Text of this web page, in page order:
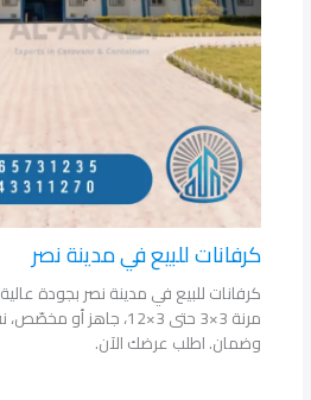
كرفانات للبيع في مدينة نصر
كرفانات للبيع في مدينة نصر بجودة
مرنة 3×3 حتى 3×12، جاهز
وضمان. اطلب عرضك الآن.